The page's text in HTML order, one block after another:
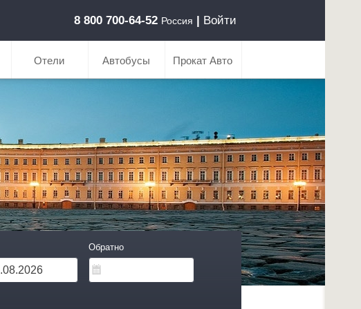
8 800 700-64-52 Россия | Войти
Отели Автобусы Прокат Авто
Обратно